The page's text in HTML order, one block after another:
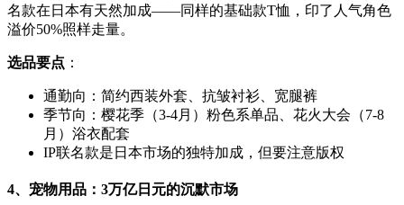
名款在日本有天然加成——同样的基础款T恤，印了人气角色
溢价50%照样走量。
选品要点 ：
通勤向：简约西装外套、抗皱衬衫、宽腿裤
季节向：樱花季（3-4月）粉色系单品、花火大会（7-8
月）浴衣配套
IP联名款是日本市场的独特加成，但要注意版权
4、宠物用品：3万亿日元的沉默市场